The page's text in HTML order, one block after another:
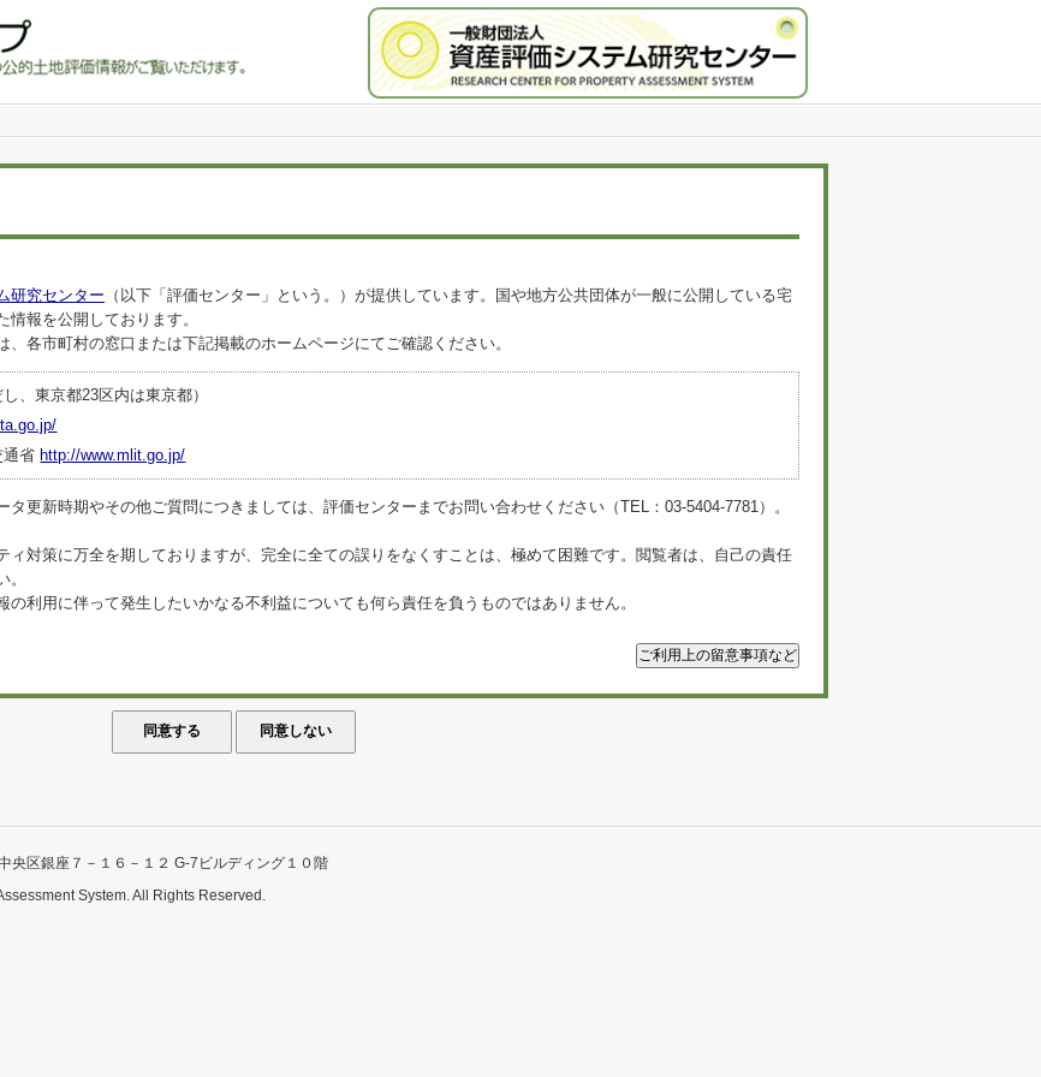
研究センター （以下「評価センター」という。）が提供しています。国や地方公共団体が一般に公開している宅
報を公開しております。
各市町村の窓口または下記掲載のホームページにてご確認ください。
、東京都23区内は東京都）
通省 http://www.mlit.go.jp/
更新時期やその他ご質問につきましては、評価センターまでお問い合わせください（TEL：03-5404-7781）。
対策に万全を期しておりますが、完全に全ての誤りをなくすことは、極めて困難です。閲覧者は、自己の責任
利用に伴って発生したいかなる不利益についても何ら責任を負うものではありません。
央区銀座７－１６－１２ G-7ビルディング１０階
System. All Rights Reserved.